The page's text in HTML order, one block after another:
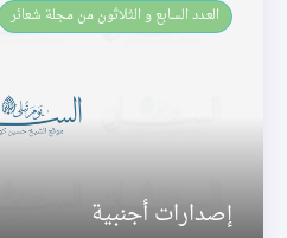
العـدد السابع و الثلاثون من مجلة شعائر
إصدارات أجنبية